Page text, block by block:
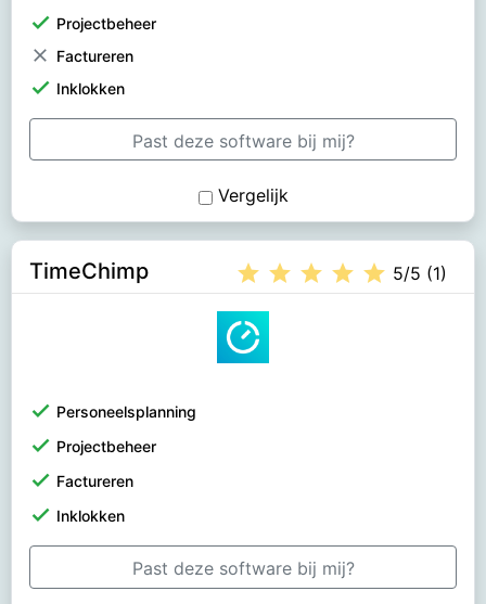
check Projectbeheer
clear Factureren
check Inklokken
Past deze software bij mij?
Vergelijk
TimeChimp star star star star star 5/5 (1)
check Personeelsplanning
check Projectbeheer
check Factureren
check Inklokken
Past deze software bij mij?